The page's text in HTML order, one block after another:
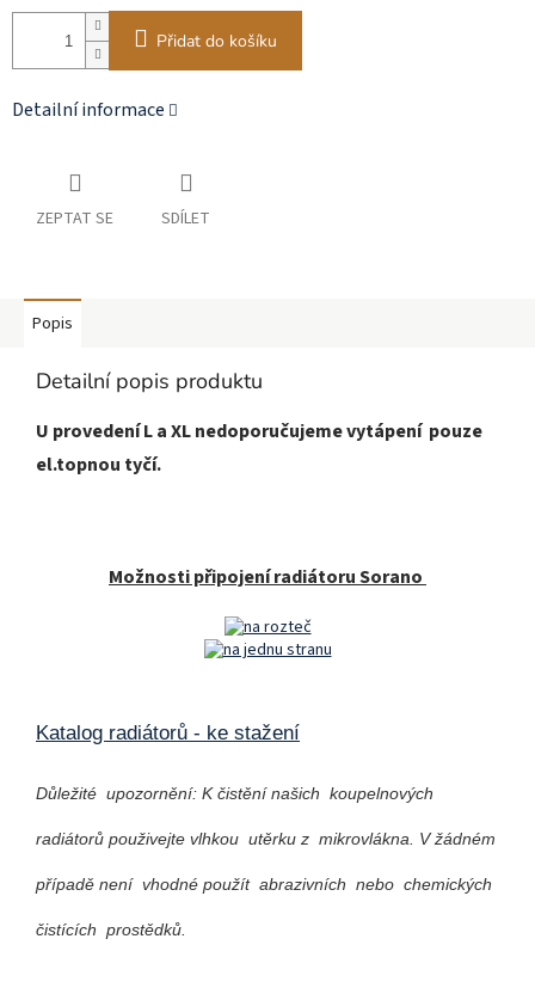
Přidat do košíku
Detailní informace
ZEPTAT SE SDÍLET
Popis
Detailní popis produktu
U provedení L a XL nedoporučujeme vytápení pouze
el.topnou tyčí.
Možnosti připojení radiátoru Sorano
Katalog radiátorů - ke stažení
Důležité upozornění: K čistění našich koupelnových
radiátorů použivejte vlhkou utěrku z mikrovlákna. V žádném
případě není vhodné použít abrazivních nebo chemických
čistících prostědků.